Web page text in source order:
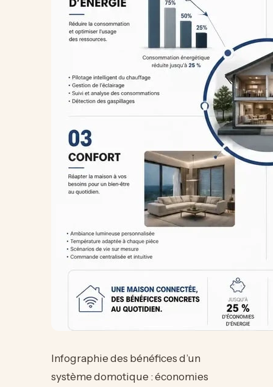
Infographie des bénéfices d’un
système domotique : économies